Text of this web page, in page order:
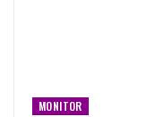
MONITOR